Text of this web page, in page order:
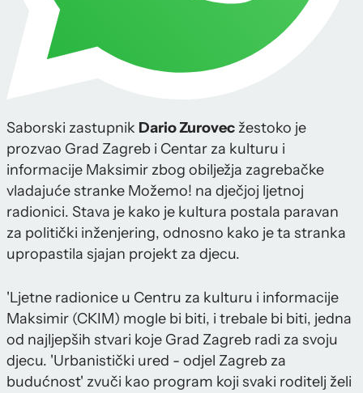
Saborski zastupnik Dario Zurovec žestoko je
prozvao Grad Zagreb i Centar za kulturu i
informacije Maksimir zbog obilježja zagrebačke
vladajuće stranke Možemo! na dječjoj ljetnoj
radionici. Stava je kako je kultura postala paravan
za politički inženjering, odnosno kako je ta stranka
upropastila sjajan projekt za djecu.
'Ljetne radionice u Centru za kulturu i informacije
Maksimir (CKIM) mogle bi biti, i trebale bi biti, jedna
od najljepših stvari koje Grad Zagreb radi za svoju
djecu. 'Urbanistički ured - odjel Zagreb za
budućnost' zvuči kao program koji svaki roditelj želi